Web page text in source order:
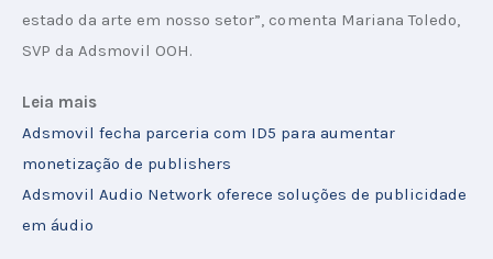
estado da arte em nosso setor”, comenta Mariana Toledo,
SVP da Adsmovil OOH.
Leia mais
Adsmovil fecha parceria com ID5 para aumentar
monetização de publishers
Adsmovil Audio Network oferece soluções de publicidade
em áudio